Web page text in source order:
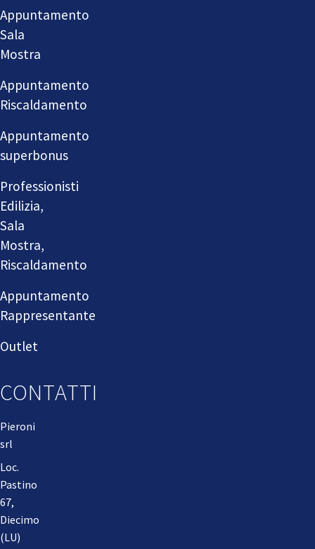
Appuntamento
Sala
Mostra
Appuntamento
Riscaldamento
Appuntamento
superbonus
Professionisti
Edilizia,
Sala
Mostra,
Riscaldamento
Appuntamento
Rappresentante
Outlet
CONTATTI
Pieroni
srl
Loc.
Pastino
67,
Diecimo
(LU)